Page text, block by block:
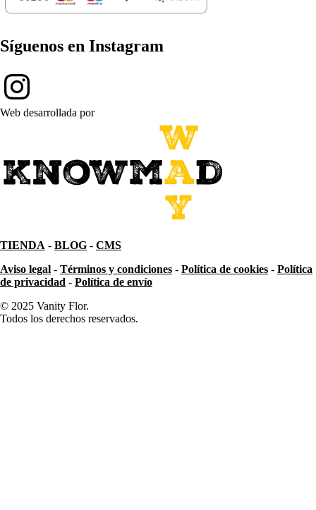
Síguenos en Instagram
Web desarrollada por
TIENDA - BLOG - CMS
Aviso legal - Términos y condiciones - Política de cookies - Política
de privacidad - Política de envío
© 2025 Vanity Flor.
Todos los derechos reservados.